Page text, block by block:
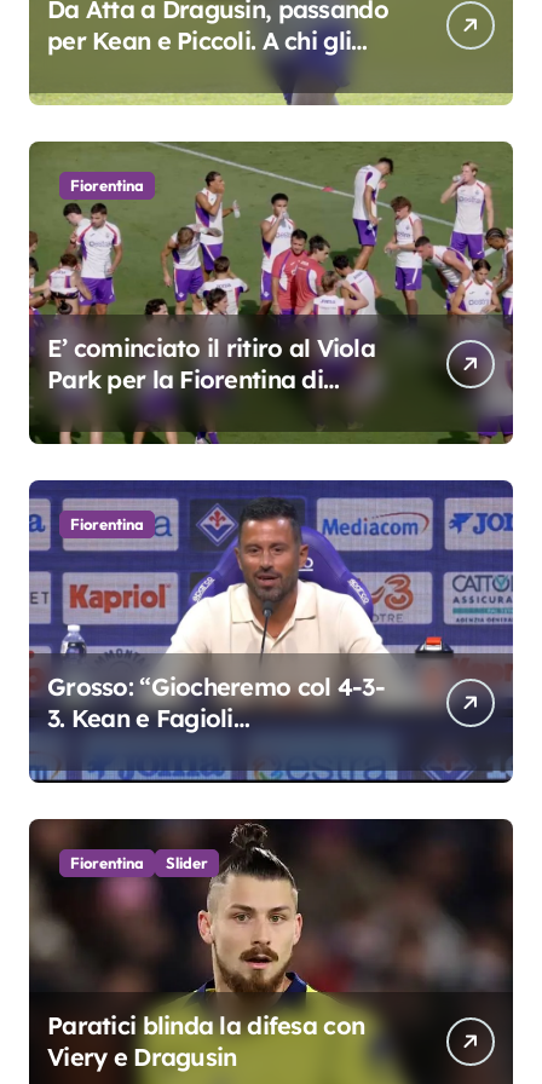
Da Atta a Dragusin, passando
per Kean e Piccoli. A chi gli
oscar del precampionato?
Fiorentina
E’ cominciato il ritiro al Viola
Park per la Fiorentina di
Grosso
Fiorentina
Grosso: “Giocheremo col 4-3-
3. Kean e Fagioli
colpo”
Fiorentina Slider
Paratici blinda la difesa con
Viery e Dragusin